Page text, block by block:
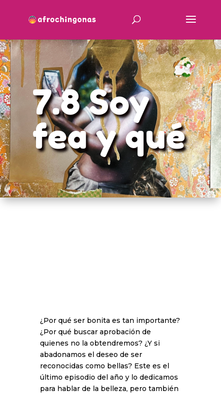
7.8 Soy
fea y qué
¿Por qué ser bonita es tan importante?
¿Por qué buscar aprobación de
quienes no la obtendremos? ¿Y si
abadonamos el deseo de ser
reconocidas como bellas? Este es el
último episodio del año y lo dedicamos
para hablar de la belleza, pero también